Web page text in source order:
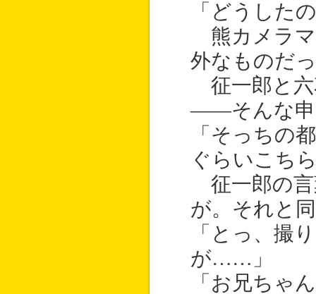
「どうした
熊カメラマ
外なものだ
征一郎と六
――そんな申
「そっちの
ぐらいこち
征一郎の言
が。それと
「とっ、撮
が……」
「お兄ちゃ